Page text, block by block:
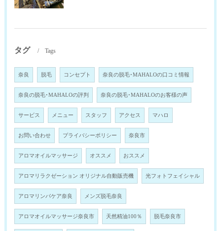
タグ Tags
奈良 脱毛 コンセプト 奈良の脱毛･MAHALOの口コミ情報
奈良の脱毛･MAHALOの評判 奈良の脱毛･MAHALOのお客様の声
サービス メニュー スタッフ アクセス マハロ
お問い合わせ プライバシーポリシー 奈良市
アロマオイルマッサージ オススメ おススメ
アロマリラクゼーション オリジナル自動販売機 光フォトフェイシャル
アロマリンパケア奈良 メンズ脱毛奈良
アロマオイルマッサージ奈良市 天然精油100％ 脱毛奈良市